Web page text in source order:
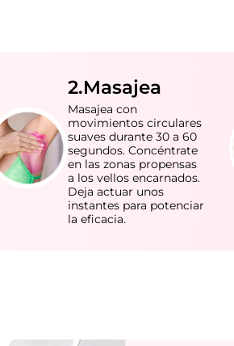
2.Masajea
Masajea con
movimientos circulares
suaves durante 30 a 60
segundos. Concéntrate
en las zonas propensas
a los vellos encarnados.
Deja actuar unos
instantes para potenciar
la eficacia.